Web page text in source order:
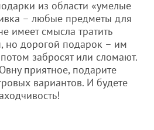
из области «умелые
– любые предметы для
имеет смысла тратить
но дорогой подарок – им
забросят или сломают.
приятное, подарите
вариантов. И будете